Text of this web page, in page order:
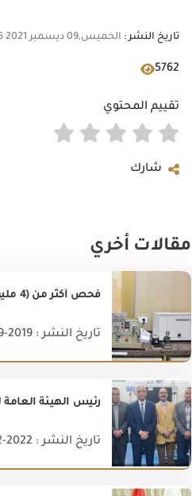
تاريخ النشر : الخميس,09 ديسمبر 2021 01:46 م
5762
تقييم المحتوي
شارك
مقالات أخري
فحص أكثر من (4 مليون طن) بمعامل الرقابة على الصادرات والواردات خلال يوليو 2019
تاريخ النشر : 2019-09-03
رئيس الهيئة العامة
تاريخ النشر : 2022-12-17